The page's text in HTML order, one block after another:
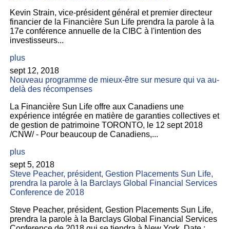
Kevin Strain, vice-président général et premier directeur
financier de la Financière Sun Life prendra la parole à la
17e conférence annuelle de la CIBC à l'intention des
investisseurs...
plus
sept 12, 2018
Nouveau programme de mieux-être sur mesure qui va au-
delà des récompenses
La Financière Sun Life offre aux Canadiens une
expérience intégrée en matière de garanties collectives et
de gestion de patrimoine TORONTO, le 12 sept 2018
/CNW/ - Pour beaucoup de Canadiens,...
plus
sept 5, 2018
Steve Peacher, président, Gestion Placements Sun Life,
prendra la parole à la Barclays Global Financial Services
Conference de 2018
Steve Peacher, président, Gestion Placements Sun Life,
prendra la parole à la Barclays Global Financial Services